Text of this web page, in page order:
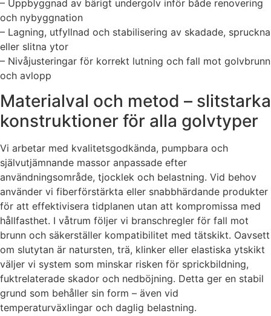
– Uppbyggnad av bärigt undergolv inför både renovering
och nybyggnation
– Lagning, utfyllnad och stabilisering av skadade, spruckna
eller slitna ytor
– Nivåjusteringar för korrekt lutning och fall mot golvbrunn
och avlopp
Materialval och metod – slitstarka
konstruktioner för alla golvtyper
Vi arbetar med kvalitetsgodkända, pumpbara och
självutjämnande massor anpassade efter
användningsområde, tjocklek och belastning. Vid behov
använder vi fiberförstärkta eller snabbhärdande produkter
för att effektivisera tidplanen utan att kompromissa med
hållfasthet. I våtrum följer vi branschregler för fall mot
brunn och säkerställer kompatibilitet med tätskikt. Oavsett
om slutytan är natursten, trä, klinker eller elastiska ytskikt
väljer vi system som minskar risken för sprickbildning,
fuktrelaterade skador och nedböjning. Detta ger en stabil
grund som behåller sin form – även vid
temperaturväxlingar och daglig belastning.